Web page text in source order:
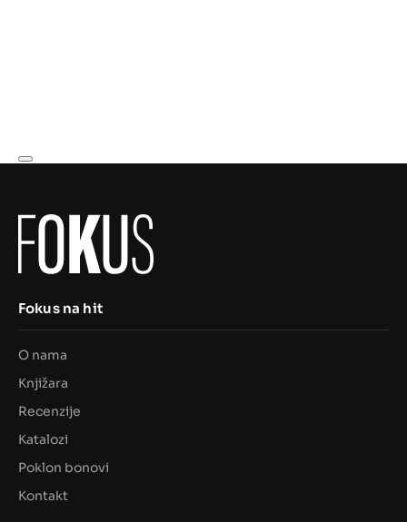
Fokus na hit
O nama
Knjižara
Recenzije
Katalozi
Poklon bonovi
Kontakt